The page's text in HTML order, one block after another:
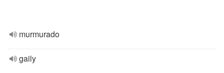
murmurado
gaily